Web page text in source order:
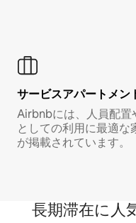
サービスアパートメン
Airbnbには、人員配置
としての利用に最適な
が掲載されています。
長期滞在に人